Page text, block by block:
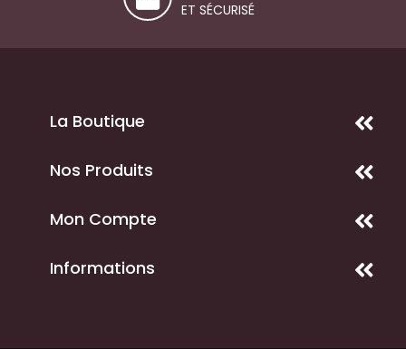
ET SÉCURISÉ
La Boutique
Nos Produits
Mon Compte
Informations